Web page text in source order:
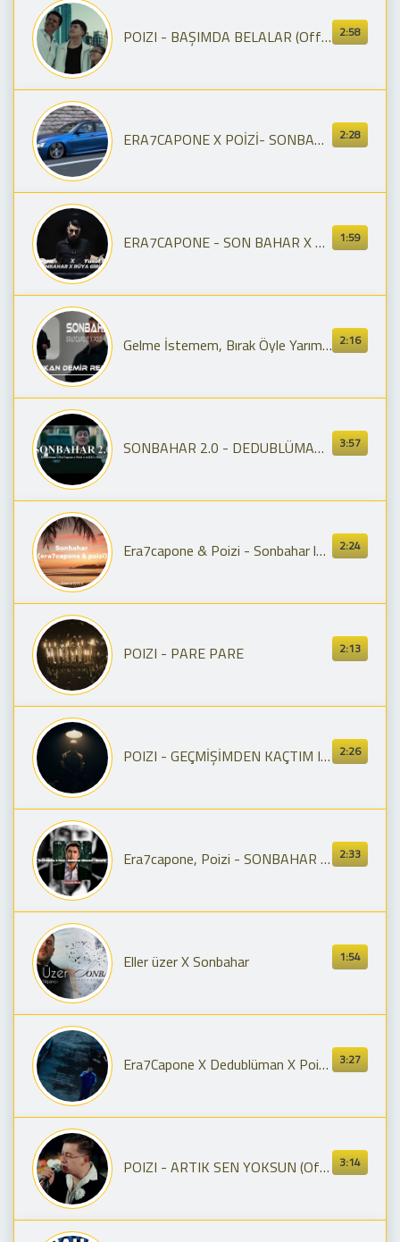
2:58
POIZI - BAŞIMDA BELALAR (Official Video)
2:28
ERA7CAPONE X POİZİ- SONBAHAR (TİKTOK REMİX)
1:59
ERA7CAPONE - SON BAHAR X RÜYA GİBİ MİX | Prod.Yusuf Can Ölmez
2:16
Gelme İstemem, Bırak Öyle Yarım Kalsın ( Furkan Demir Remix ) ERA7CAPONE X POIZI - SONBAHAR
3:57
SONBAHAR 2.0 - DEDUBLÜMAN x ERA7CAPONE x POIZI x ATİ242 x BLOK3 (Prod. Waste)
2:24
Era7capone & Poizi - Sonbahar lyrics, sözleri
2:13
POIZI - PARE PARE
2:26
POIZI - GEÇMİŞİMDEN KAÇTIM I PROD BY. SNOW
2:33
Era7capone, Poizi - SONBAHAR (Slowed+Reverb)
1:54
Eller üzer X Sonbahar
3:27
Era7Capone X Dedublüman X Poizi - SONBAHAR X RÜYA GİBİ (RapOne)
3:14
POIZI - ARTIK SEN YOKSUN (Official Video)